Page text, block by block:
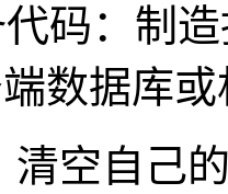
代码：制
数据库
清空自己